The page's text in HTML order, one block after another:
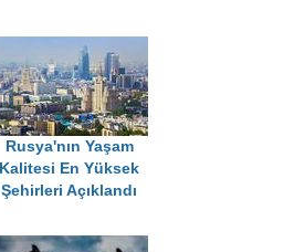
Rusya'nın Yaşam
Kalitesi En Yüksek
Şehirleri Açıklandı